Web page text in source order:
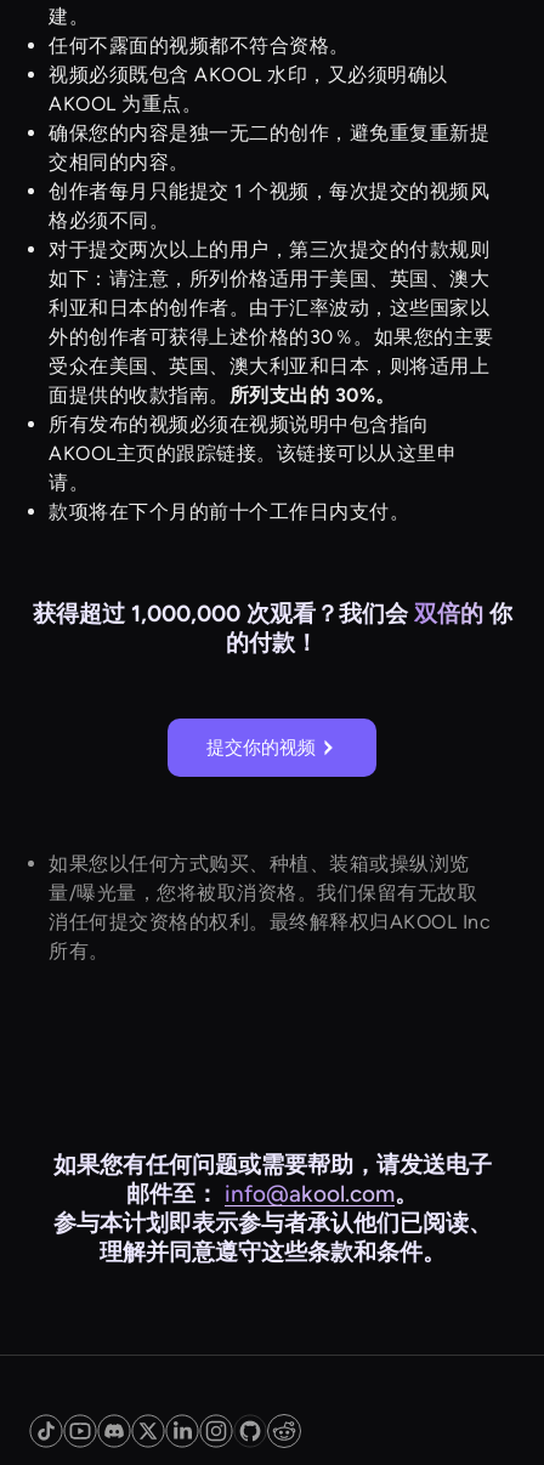
建。
任何不露面的视频都不符合资格。
视频必须既包含 AKOOL 水印，又必须明确以
AKOOL 为重点。
确保您的内容是独一无二的创作，避免重复重新提
交相同的内容。
创作者每月只能提交 1 个视频，每次提交的视频风
格必须不同。
对于提交两次以上的用户，第三次提交的付款规则
如下：请注意，所列价格适用于美国、英国、澳大
利亚和日本的创作者。由于汇率波动，这些国家以
外的创作者可获得上述价格的30％。如果您的主要
受众在美国、英国、澳大利亚和日本，则将适用上
面提供的收款指南。 所列支出的 30%。
所有发布的视频必须在视频说明中包含指向
AKOOL主页的跟踪链接。该链接可以从这里申
请。
款项将在下个月的前十个工作日内支付。
获得超过 1,000,000 次观看？我们会双倍的你
的付款！
提交你的视频
如果您以任何方式购买、种植、装箱或操纵浏览
量/曝光量，您将被取消资格。我们保留有无故取
消任何提交资格的权利。最终解释权归AKOOL Inc
所有。
如果您有任何问题或需要帮助，请发送电子
邮件至： info@akool.com。
参与本计划即表示参与者承认他们已阅读、
理解并同意遵守这些条款和条件。